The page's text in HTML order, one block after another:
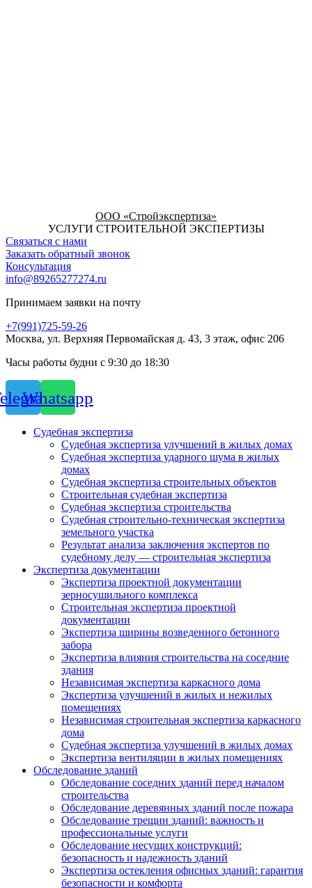
ООО «Стройэкспертиза»
УСЛУГИ СТРОИТЕЛЬНОЙ ЭКСПЕРТИЗЫ
Связаться с нами
Заказать обратный звонок
Консультация
info@89265277274.ru
Принимаем заявки на почту
+7(991)725-59-26
Москва, ул. Верхняя Первомайская д. 43, 3 этаж, офис 206
Часы работы будни с 9:30 до 18:30
Whatsapp
Судебная экспертиза
Судебная экспертиза улучшений в жилых домах
Судебная экспертиза ударного шума в жилых
домах
Судебная экспертиза строительных объектов
Строительная судебная экспертиза
Судебная экспертиза строительства
Судебная строительно-техническая экспертиза
земельного участка
Результат анализа заключения экспертов по
судебному делу — строительная экспертиза
Экспертиза документации
Экспертиза проектной документации
зерносушильного комплекса
Строительная экспертиза проектной
документации
Экспертиза ширины возведенного бетонного
забора
Экспертиза влияния строительства на соседние
здания
Независимая экспертиза каркасного дома
Экспертиза улучшений в жилых и нежилых
помещениях
Независимая строительная экспертиза каркасного
дома
Судебная экспертиза улучшений в жилых домах
Экспертиза вентиляции в жилых помещениях
Обследование зданий
Обследование соседних зданий перед началом
строительства
Обследование деревянных зданий после пожара
Обследование трещин зданий: важность и
профессиональные услуги
Обследование несущих конструкций:
безопасность и надежность зданий
Экспертиза остекления офисных зданий: гарантия
безопасности и комфорта